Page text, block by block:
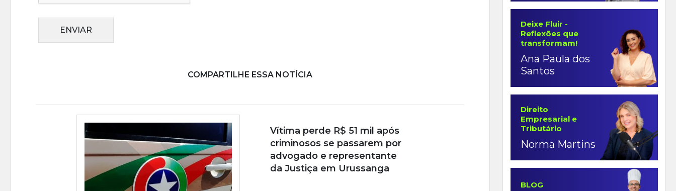
ENVIAR
COMPARTILHE ESSA NOTÍCIA
Vítima perde R$ 51 mil após
criminosos se passarem por
advogado e representante
da Justiça em Urussanga
Deixe Fluir -
Reflexões que
transformam!
Ana Paula dos
Santos
Direito
Empresarial e
Tributário
Norma Martins
BLOG